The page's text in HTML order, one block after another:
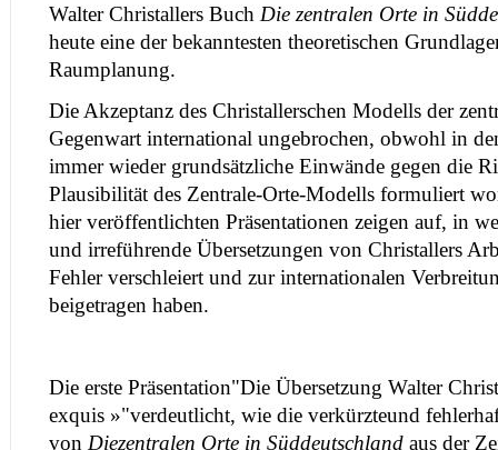
Walter Christallers Buch Die zentralen Orte in
heute eine der bekanntesten theoretischen
Raumplanung.
Die Akzeptanz des Christallerschen Modells der
Gegenwart international ungebrochen, obwohl in
immer wieder grundsätzliche Einwände gegen die
Plausibilität des Zentrale-Orte-Modells formuliert
hier veröffentlichten Präsentationen zeigen auf, in
und irreführende Übersetzungen von Christallers
Fehler verschleiert und zur internationalen
beigetragen haben.
Die erste Präsentation"Die Übersetzung Walter
exquis »"verdeutlicht, wie die verkürzteund
von Diezentralen Orte in Süddeutschland aus der